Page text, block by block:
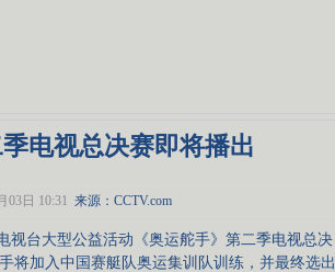
季电视总决赛即将播出
03日 10:31 来源： CCTV.com
台大型公益活动《奥运舵手》第二季电视总决
将加入中国赛艇队奥运集训队训练，并最终选出